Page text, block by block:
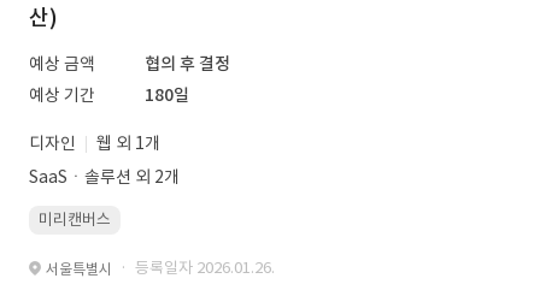
산)
예상 금액
협의 후 결정
예상 기간
180일
디자인
웹 외 1개
SaaSㆍ솔루션 외 2개
미리캔버스
서울특별시 · 등록일자 2026.01.26.